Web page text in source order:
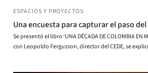
ESPACIOS Y PROYECTOS
Una encuesta para capturar el paso
Se presentó el libro ‘UNA DÉCADA DE COLOMBIA EN
con Leopoldo Fergusson, director del CEDE, se